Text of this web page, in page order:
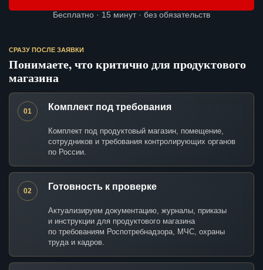
Бесплатно · 15 минут · без обязательств
СРАЗУ ПОСЛЕ ЗАЯВКИ
Понимаете, что критично для продуктового
магазина
01 Комплект под требования
Комплект под продуктовый магазин, помещение,
сотрудников и требования контролирующих органов
по России.
02 Готовность к проверке
Актуализируем документацию, журналы, приказы
и инструкции для продуктового магазина
по требованиям Роспотребнадзора, МЧС, охраны
труда и кадров.